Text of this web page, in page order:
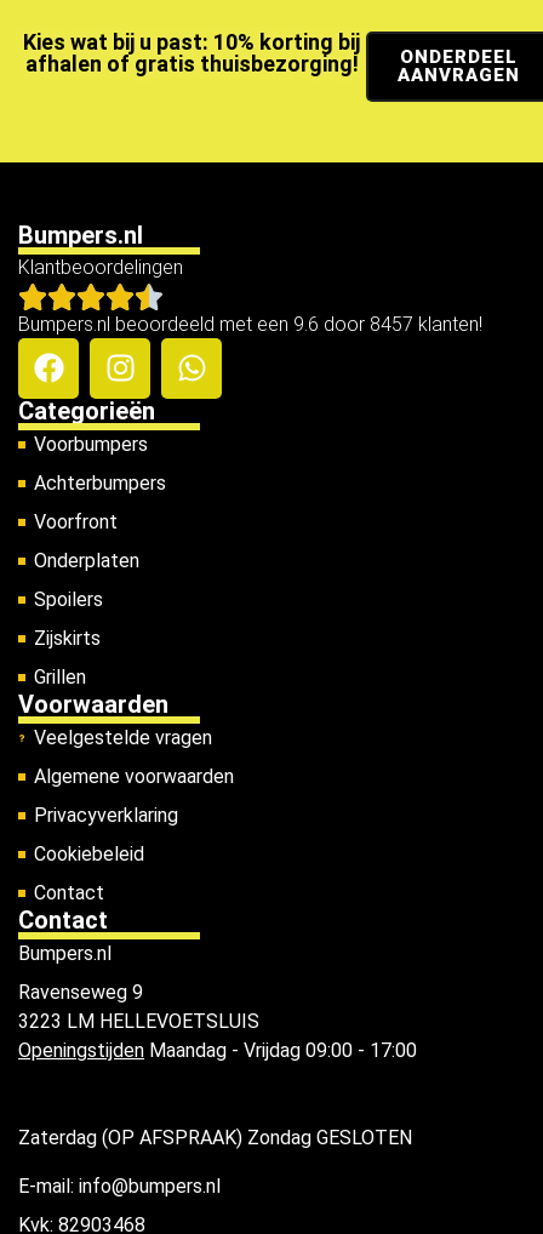
Kies wat bij u past: 10% korting bij
afhalen of gratis thuisbezorging!
ONDERDEEL
AANVRAGEN
Bumpers.nl
Klantbeoordelingen
Bumpers.nl beoordeeld met een 9.6 door 8457 klanten!
Categorieën
Voorbumpers
Achterbumpers
Voorfront
Onderplaten
Spoilers
Zijskirts
Grillen
Voorwaarden
Veelgestelde vragen
Algemene voorwaarden
Privacyverklaring
Cookiebeleid
Contact
Contact
Bumpers.nl
Ravenseweg 9
3223 LM HELLEVOETSLUIS
Openingstijden Maandag - Vrijdag 09:00 - 17:00
Zaterdag (OP AFSPRAAK) Zondag GESLOTEN
E-mail: info@bumpers.nl
Kvk: 82903468